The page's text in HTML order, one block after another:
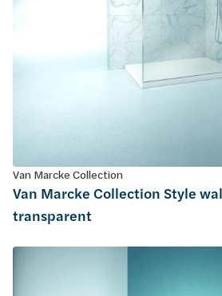
Van Marcke Collection
Van Marcke Collection Style
transparent